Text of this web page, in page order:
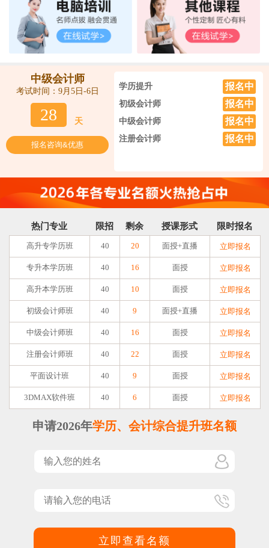
中级会计师
考试时间：9月5日-6日
28 天
报名咨询&优惠
学历提升 报名中
初级会计师 报名中
中级会计师 报名中
注册会计师 报名中
热门专业 限招 剩余 授课形式 限时报名
高升专学历班 40 20 面授+直播 立即报名
专升本学历班 40 16 面授 立即报名
高升本学历班 40 10 面授 立即报名
初级会计师班 40 9 面授+直播 立即报名
中级会计师班 40 16 面授 立即报名
注册会计师班 40 22 面授 立即报名
平面设计班 40 9 面授 立即报名
3DMAX软件班 40 6 面授 立即报名
申请2026年学历、会计综合提升班名额
立即查看名额